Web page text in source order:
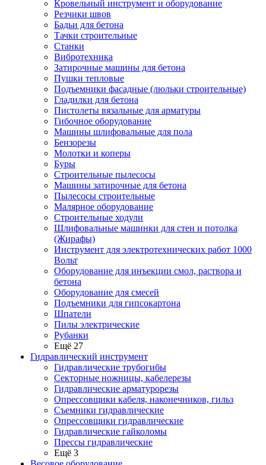
Кровельный инструмент и оборудование
Резчики швов
Бадьи для бетона
Тачки строительные
Станки
Вибротехника
Затирочные машины для бетона
Пушки тепловые
Подъемники фасадные (люльки строительные)
Гладилки для бетона
Пистолеты вязальные для арматуры
Гибочное оборудование
Машины шлифовальные для пола
Бензорезы
Молотки и коперы
Буры
Строительные пылесосы
Машины затирочные для бетона
Пылесосы строительные
Малярное оборудование
Строительные ходули
Шлифовальные машинки для стен и потолка
(Жирафы)
Инструмент для электротехнических работ 1000
Вольт
Оборудование для инъекции смол, раствора и
бетона
Оборудование для смесей
Подъемники для гипсокартона
Шпатели
Пилы электрические
Рубанки
Ещё 27
Гидравлический инструмент
Гидравлические трубогибы
Секторные ножницы, кабелерезы
Гидравлические арматурорезы
Опрессовщики кабеля, наконечников, гильз
Съемники гидравлические
Опрессовщики гидравлические
Гидравлические гайколомы
Прессы гидравлические
Ещё 3